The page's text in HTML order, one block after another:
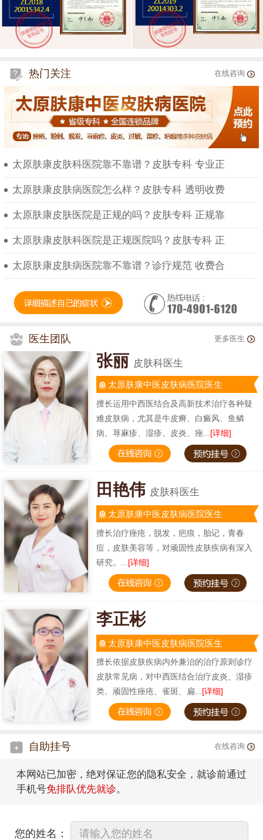
热门关注 在线咨询
太原肤康皮肤科医院靠不靠谱？皮肤专科 专业正
太原肤康皮肤病医院怎么样？皮肤专科 透明收费
太原肤康皮肤医院是正规的吗？皮肤专科 正规靠
太原肤康皮肤科医院是正规医院吗？皮肤专科 正
太原肤康皮肤病医院靠不靠谱？诊疗规范 收费合
医生团队 更多医生
张丽 皮肤科医生
太原肤康中医皮肤病医院医生
擅长运用中西医结合及高新技术治疗各种疑
难皮肤病，尤其是牛皮癣、白癜风、鱼鳞
病、荨麻疹、湿疹、皮炎、痤... [详细]
田艳伟 皮肤科医生
太原肤康中医皮肤病医院医生
擅长治疗痤疮，脱发，疤痕，胎记，青春
痘，皮肤美容等，对顽固性皮肤疾病有深入
研究。... [详细]
李正彬
太原肤康中医皮肤病医院医生
擅长依据皮肤疾病内外兼治的治疗原则诊疗
皮肤常见病，对中西医结合治疗皮炎、湿疹
类、顽固性痤疮、雀斑、扁...[详细]
自助挂号 在线咨询
本网站已加密，绝对保证您的隐私安全，就诊前通过
手机号免排队优先就诊。
您的姓名：